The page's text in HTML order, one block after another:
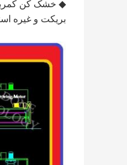
بریکت و غیره